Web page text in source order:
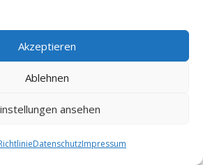
Akzeptieren
Ablehnen
ansehen
DatenschutzImpressum